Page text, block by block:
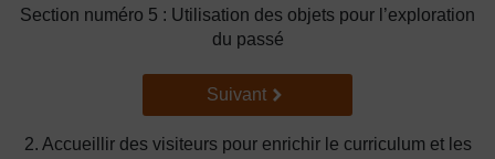
Section numéro 5 : Utilisation des objets pour l’exploration
du passé
Suivant
Suivant
2. Accueillir des visiteurs pour enrichir le curriculum et les